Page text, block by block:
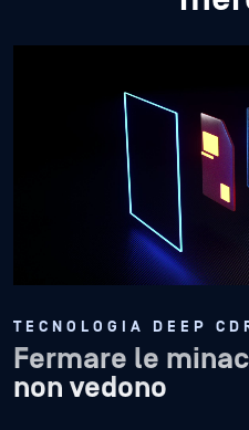
TECNOLOGIA DEEP
Fermare le
non vedono